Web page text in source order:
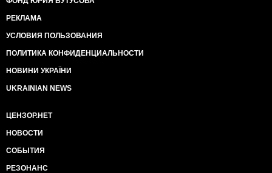
РЕКЛАМА
УСЛОВИЯ ПОЛЬЗОВАНИЯ
ПОЛИТИКА КОНФИДЕНЦИАЛЬНОСТИ
НОВИНИ УКРАЇНИ
UKRAINIAN NEWS
ЦЕНЗОР.НЕТ
НОВОСТИ
СОБЫТИЯ
РЕЗОНАНС